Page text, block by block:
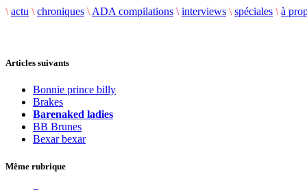
\ actu \ chroniques \ ADA compilations \ interviews \ spéciales \ à
Articles suivants
Bonnie prince billy
Brakes
Barenaked ladies
BB Brunes
Bexar bexar
Même rubrique